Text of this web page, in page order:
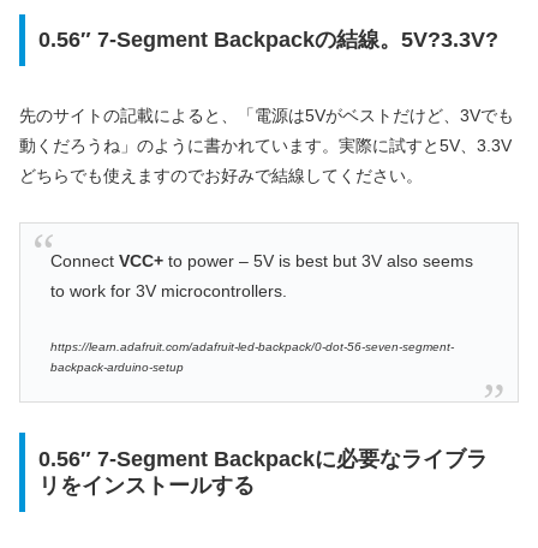
0.56″ 7-Segment Backpackの結線。5V?3.3V?
先のサイトの記載によると、「電源は5Vがベストだけど、3Vでも
動くだろうね」のように書かれています。実際に試すと5V、3.3V
どちらでも使えますのでお好みで結線してください。
ConnectVCC+ to power – 5V is best but 3V also seems
to work for 3V microcontrollers.
https://learn.adafruit.com/adafruit-led-backpack/0-dot-56-seven-segment-
backpack-arduino-setup
0.56″ 7-Segment Backpackに必要なライブラ
リをインストールする